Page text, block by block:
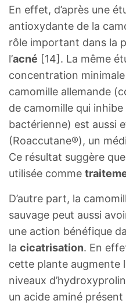
En effet, d’après une
antioxydante de la
rôle important dans la
l’acné [14]. La même
concentration minimale
camomille allemande
de camomille qui
bactérienne) est aussi
(Roaccutane®), un
Ce résultat suggère
utilisée comme
D’autre part, la
sauvage peut aussi
une action bénéfique
la cicatrisation. En
cette plante augmente
niveaux
un acide aminé présent